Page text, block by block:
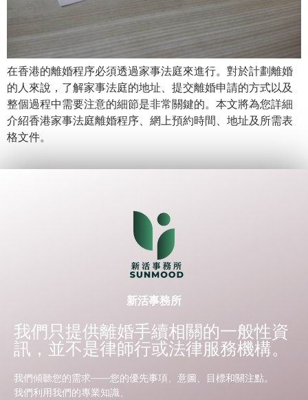
在香港的離婚程序必須透過家事法庭來進行。對於計劃離婚
的人來說，了解家事法庭的地址、提交離婚申請的方式以及
整個過程中需要注意的細節是非常關鍵的。本文將為您詳細
介紹香港家事法庭離婚程序、網上預約時間、地址及所需表
格文件。
新活事務所
我們只提供離婚手續相關的一般性資
訊，並不是律師行或法律服務機構。
我們傾聽您的需求——您的優先事項、意圖、目標和關注點。
我們利用我們的專業知識、